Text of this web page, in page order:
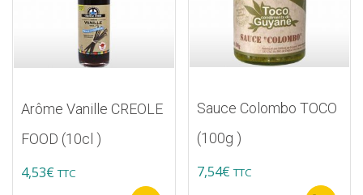
Arôme Vanille CREOLE
FOOD (10cl )
4,53€ TTC
Sauce Colombo TOCO
(100g )
7,54€ TTC